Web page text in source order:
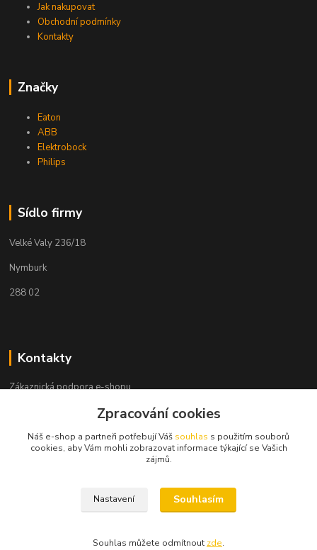
Jak nakupovat
Obchodní podmínky
Kontakty
Značky
Eaton
ABB
Elektrobock
Philips
Sídlo firmy
Velké Valy 236/18
Nymburk
288 02
Kontakty
Zákaznická podpora e-shopu
info@elektronymburk.cz
dodavatele.
Zpracování cookies
Náš e-shop a partneři potřebují Váš souhlas s použitím souborů
cookies, aby Vám mohli zobrazovat informace týkající se Vašich
zájmů.
Nastavení Souhlasím
Souhlas můžete odmítnout zde.